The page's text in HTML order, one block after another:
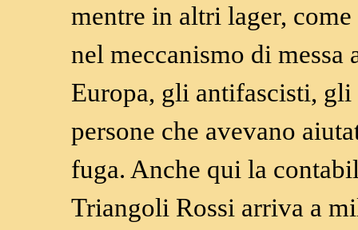
mentre in altri lager,
nel meccanismo di
Europa, gli antifascisti, gli
persone che avevano
fuga. Anche qui la
Triangoli Rossi arriva a